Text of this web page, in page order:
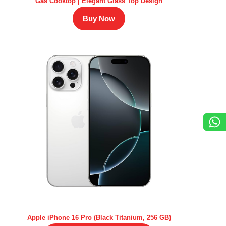
Buy Now
Apple iPhone 16 Pro (Black Titanium, 256 GB)